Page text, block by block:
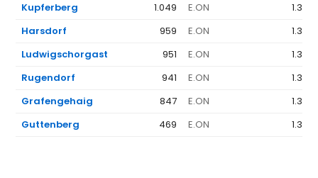
Kupferberg
1.049 E.ON
Harsdorf
959 E.ON
Ludwigschorgast
951 E.ON
Rugendorf
941 E.ON
Grafengehaig
847 E.ON
Guttenberg
469 E.ON